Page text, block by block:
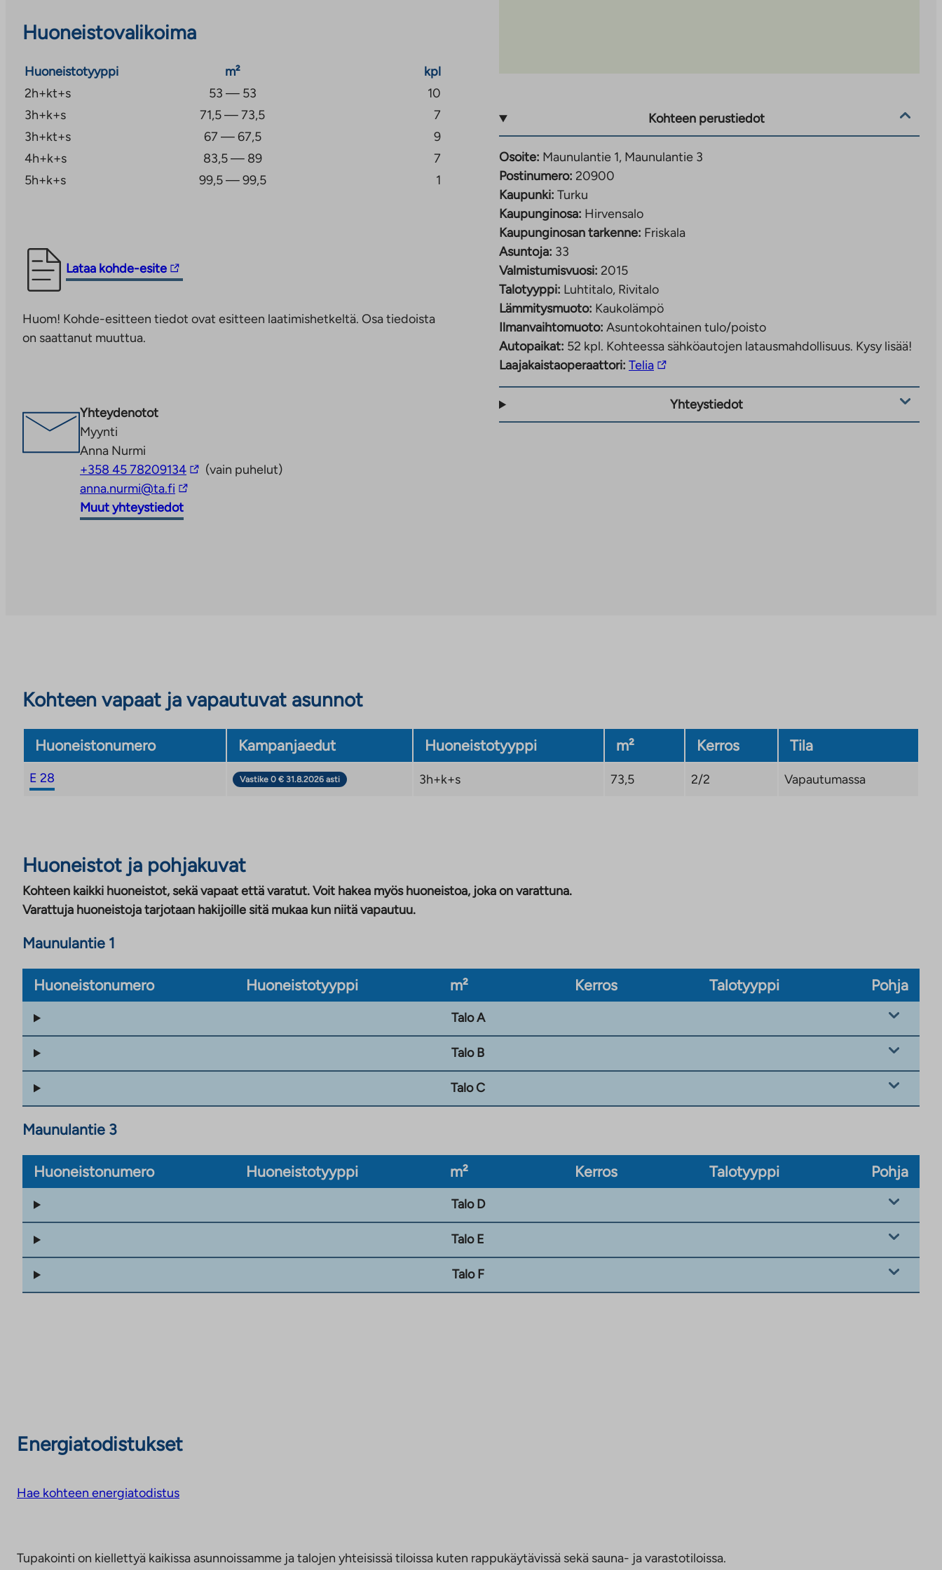
puitteet vapaa-ajan vietolle. Lähin ruokakauppa ja alakoulu sijaitsevat
vajaan kilometrin päässä. Muut Hirvensalon monipuoliset palvelut löytyvät
Huoneistovalikoima
Huoneistotyyppi m²
kpl
2h+kt+s
53 — 53
10
3h+k+s
71,5 — 73,5
7
3h+kt+s
67 — 67,5
9
4h+k+s
83,5 — 89
7
5h+k+s
99,5 — 99,5 1
Lataa kohde-esite
Linkki
palveluun.
Linkki
Huom! Kohde-esitteen tiedot ovat esitteen laatimishetkeltä. Osa tiedoista
on saattanut muuttua.
Yhteydenotot
Myynti
Anna Nurmi
+358 45 78209134Linkki
vie
(vain puhelut)
anna.nurmi@ta.fi Linkki
vie
Muut yhteystiedot
Kohteen perustiedot
Osoite: Maunulantie 1, Maunulantie 3
Postinumero: 20900
Kaupunki: Turku
Kaupunginosa: Hirvensalo
Kaupunginosan tarkenne: Friskala
Asuntoja: 33
Valmistumisvuosi: 2015
Talotyyppi: Luhtitalo, Rivitalo
Lämmitysmuoto: Kaukolämpö
Ilmanvaihtomuoto: Asuntokohtainen tulo/poisto
Autopaikat: 52 kpl. Kohteessa sähköautojen latausmahdollisuus. Kysy lisää!
Laajakaistaoperaattori: TeliaLinkki
vie
ulkopuoliseen
palveluun.
Yhteystiedot
Kohteen vapaat ja vapautuvat asunnot
Huoneistonumero Kampanjaedut Huoneistotyyppi m² Kerros Tila
E 28 Vastike 0 € 31.8.2026 asti 3h+k+s 73,5 2/2 Vapautumassa
Huoneistot ja pohjakuvat
Kohteen kaikki huoneistot, sekä vapaat että varatut. Voit hakea myös huoneistoa, joka on varattuna.
Varattuja huoneistoja tarjotaan hakijoille sitä mukaa kun niitä vapautuu.
Maunulantie 1
Huoneistonumero Huoneistotyyppi m² Kerros Talotyyppi Pohja
Talo A
Talo B
Talo C
Maunulantie 3
Huoneistonumero Huoneistotyyppi m² Kerros Talotyyppi Pohja
Talo D
Talo E
Talo F
Energiatodistukset
Hae kohteen energiatodistus
Tupakointi on kiellettyä kaikissa asunnoissamme ja talojen yhteisissä tiloissa kuten rappukäytävissä sekä sauna- ja varastotiloissa.